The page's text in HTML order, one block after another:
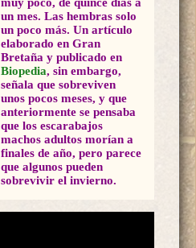
un mes. Las hembras solo
un poco más. Un artículo
elaborado en Gran
Bretaña y publicado en
Biopedia, sin embargo,
señala que sobreviven
unos pocos meses, y que
anteriormente se pensaba
que los escarabajos
machos adultos morían a
finales de año, pero parece
que algunos pueden
sobrevivir el invierno.